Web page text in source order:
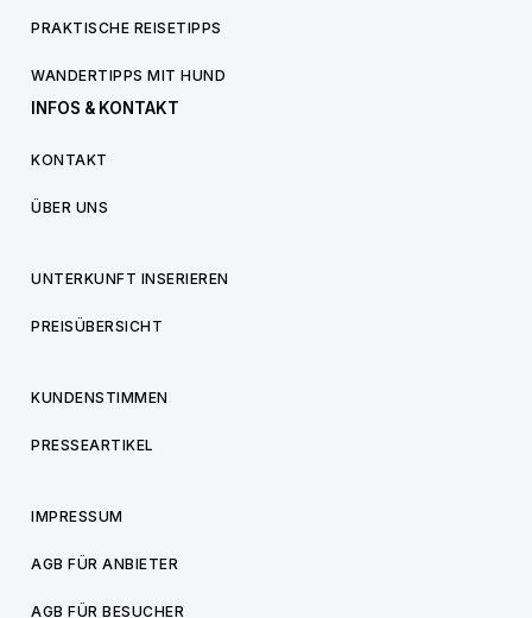
PRAKTISCHE REISETIPPS
WANDERTIPPS MIT HUND
INFOS & KONTAKT
KONTAKT
ÜBER UNS
UNTERKUNFT INSERIEREN
PREISÜBERSICHT
KUNDENSTIMMEN
PRESSEARTIKEL
IMPRESSUM
AGB FÜR ANBIETER
AGB FÜR BESUCHER